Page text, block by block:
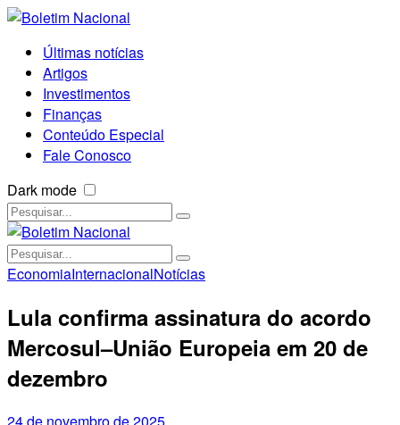
Últimas notícias
Artigos
Investimentos
Finanças
Conteúdo Especial
Fale Conosco
Dark mode
EconomiaInternacionalNotícias
Lula confirma assinatura do acordo
Mercosul–União Europeia em 20 de
dezembro
24 de novembro de 2025